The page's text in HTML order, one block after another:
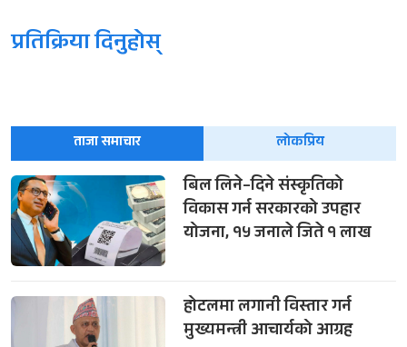
प्रतिक्रिया दिनुहोस्
ताजा समाचार लोकप्रिय
बिल लिने–दिने संस्कृतिको
विकास गर्न सरकारको उपहार
योजना, १५ जनाले जिते १ लाख
होटलमा लगानी विस्तार गर्न
मुख्यमन्त्री आचार्यको आग्रह